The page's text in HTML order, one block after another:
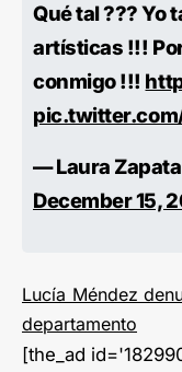
Qué tal ??? Yo
artísticas !!!
conmigo !!!
— Laura Zapata
December 15,
Lucía Méndez
departamento
[the_ad